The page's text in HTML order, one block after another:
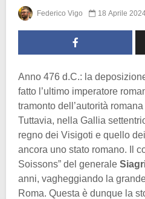
Federico Vigo 18 Aprile
Anno 476 d.C.: la
fatto l’ultimo imperatore
tramonto dell’autorità
Tuttavia, nella Gallia
regno dei Visigoti e quello
ancora uno stato romano. Il
Soissons” del generale
anni, vagheggiando la
Roma. Questa è dunque la